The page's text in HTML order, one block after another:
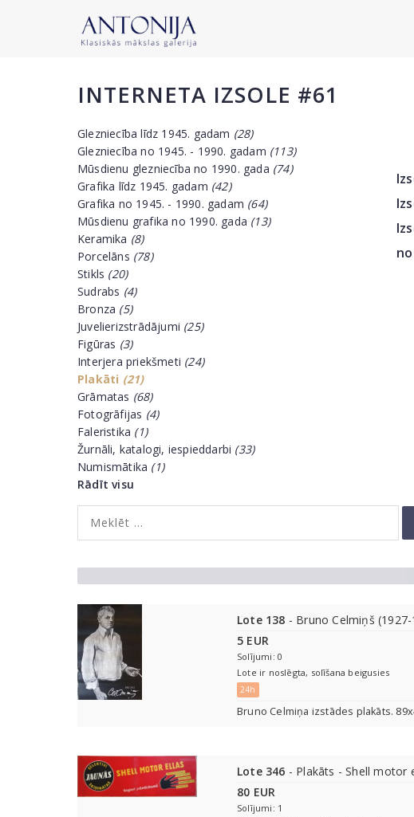
INTERNETA IZSOLE #61
Glezniecība līdz 1945. gadam (28)
Glezniecība no 1945. - 1990. gadam (113)
Mūsdienu glezniecība no 1990. gada (74)
Grafika līdz 1945. gadam (42)
Grafika no 1945. - 1990. gadam (64)
Mūsdienu grafika no 1990. gada (13)
Keramika (8)
Porcelāns (78)
Stikls (20)
Sudrabs (4)
Bronza (5)
Juvelierizstrādājumi (25)
Figūras (3)
Interjera priekšmeti (24)
Plakāti (21)
Grāmatas (68)
Fotogrāfijas (4)
Faleristika (1)
Žurnāli, katalogi, iespieddarbi (33)
Numismātika (1)
Rādīt visu
no
Lote 138 - Bruno Celmiņš
5 EUR
Solījumi: 0
Lote ir noslēgta, solīšana beigusies
24h
Bruno Celmiņa izstādes plakāts.
Lote 346 - Plakāts - Shell motor
80 EUR
Solījumi: 1